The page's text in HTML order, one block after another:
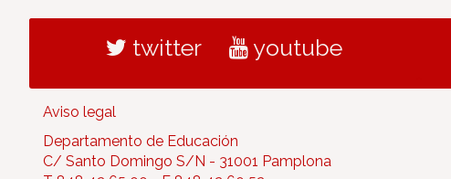
twitter youtube
Aviso legal
Departamento de Educación
C/ Santo Domingo S/N - 31001 Pamplona